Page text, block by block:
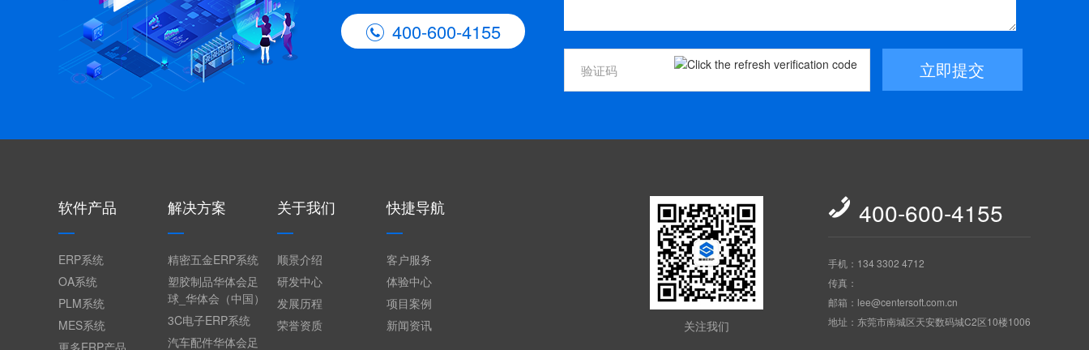
 400-600-4155
立即提交
软件产品
ERP系统
OA系统
PLM系统
MES系统
解决方案
精密五金ERP系统
塑胶制品华体会足
球_华体会（中国）
3C电子ERP系统
汽车配件华体会足
关于我们
顺景介绍
研发中心
发展历程
荣誉资质
快捷导航
客户服务
体验中心
项目案例
新闻资讯
 400-600-4155
手机：134 3302 4712
传真：
邮箱：lee@centersoft.com.cn
地址：东莞市南城区天安数码城C2区10楼1006
关注我们